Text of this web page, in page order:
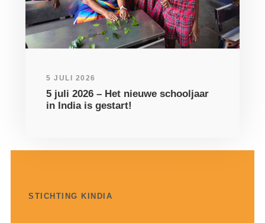
5 JULI 2026
5 juli 2026 – Het nieuwe schooljaar
in India is gestart!
STICHTING KINDIA